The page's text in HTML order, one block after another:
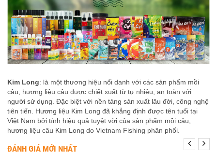
Kim Long: là một thương hiệu nổi danh với các sản phẩm mồi
câu, hương liệu câu được chiết xuất từ tự nhiêu, an toàn với
người sử dụng. Đặc biệt với nền tảng sản xuất lâu đời, công nghệ
tiên tiến. Hương liệu Kim Long đã khẳng định được tên tuổi tại
Việt Nam bởi tính hiệu quả tuyệt vời của sản phẩm mồi câu,
hương liệu câu Kim Long do Vietnam Fishing phân phối.
ĐÁNH GIÁ MỚI NHẤT